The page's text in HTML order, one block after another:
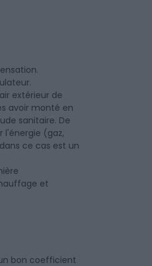
extérieur de
avoir monté en
sanitaire. De
l'énergie (gaz,
ce cas est un
et
bon coefficient